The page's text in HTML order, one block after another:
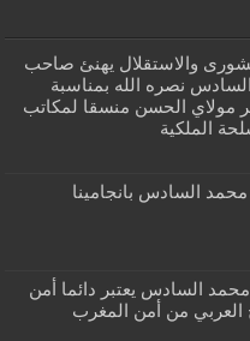
والاستقلال يهنئ صاحب
نصره الله بمناسبة
مولاي الحسن منسقا لمكاتب
الملكية
السادس بانجامينا
السادس يعتبر دائما أمن
العربي من أمن المغرب